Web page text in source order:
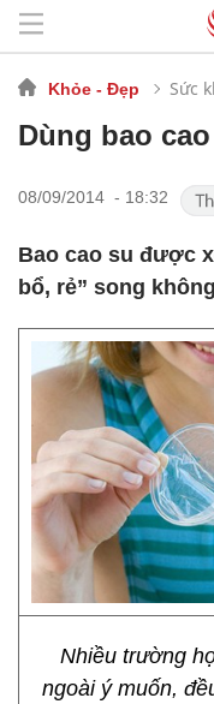
Khỏe - Đẹp Sức
Dùng bao
08/09/2014 - 18:32
Bao cao su được
bổ, rẻ” song
Nhiều trường
ngoài ý muốn,